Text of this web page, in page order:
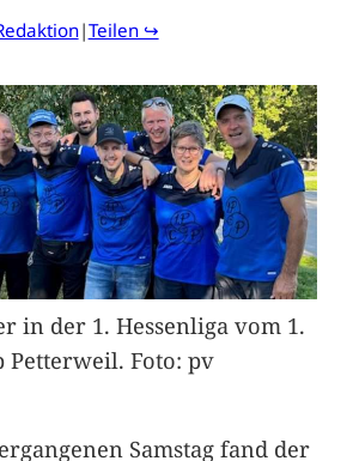
|Teilen ↪
in der 1. Hessenliga vom 1.
Petterweil. Foto: pv
Samstag fand der